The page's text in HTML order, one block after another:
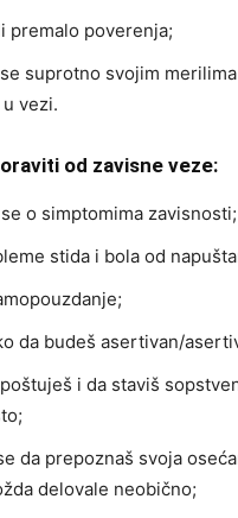
premalo poverenja;
suprotno svojim
vezi.
od zavisne veze:
o simptomima zavisnosti;
stida i bola od
da budeš asertivan/
i da staviš
da prepoznaš svoja
delovale neobično;